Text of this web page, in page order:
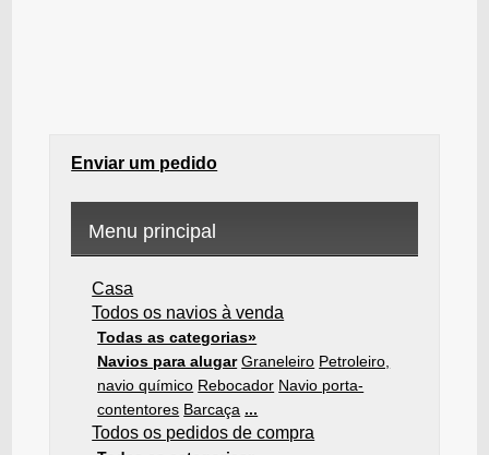
Enviar um pedido
Menu principal
Casa
Todos os navios à venda
Todas as categorias»
Navios para alugar Graneleiro Petroleiro,
navio químico Rebocador Navio porta-
contentores Barcaça ...
Todos os pedidos de compra